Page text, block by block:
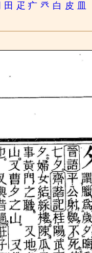
田 疋 疒 癶 白 皮